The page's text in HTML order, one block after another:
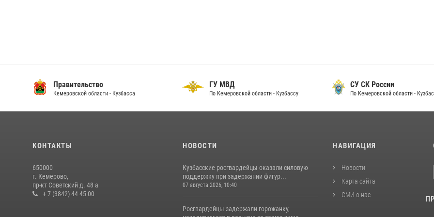
Правительство
Кемеровской области - Кузбасса
ГУ МВД
По Кемеровской области - Кузбассу
СУ СК России
По Кемеровской области -
КОНТАКТЫ
650000
г. Кемерово,
пр-кт Советский д. 48 а
+ 7 (3842) 44-45-00
НОВОСТИ
Кузбасские росгвардейцы оказали силовую
поддержку при задержании фигур...
07 августа 2026, 10:40
Росгвардейцы задержали горожанку,
НАВИГАЦИЯ
Новости
Карта сайта
СМИ о нас